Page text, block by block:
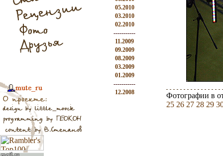
05.2010
03.2010
02.2010
-----------
11.2009
09.2009
08.2009
03.2009
01.2009
-----------
12.2008
Фотографии в
25 26 27 28 29